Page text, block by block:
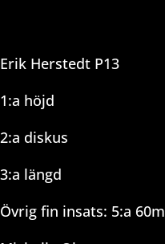
Erik Herstedt P13
1:a höjd
2:a diskus
3:a längd
Övrig fin insats: 5:a 60m